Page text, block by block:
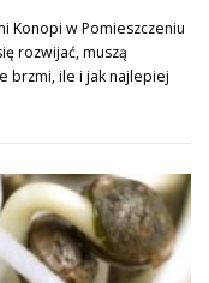
Konopi w Pomieszczeniu
rozwijać, muszą
brzmi, ile i jak najlepiej